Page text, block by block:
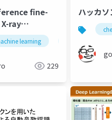
fine-
ray
human
learning
229
ハッカ